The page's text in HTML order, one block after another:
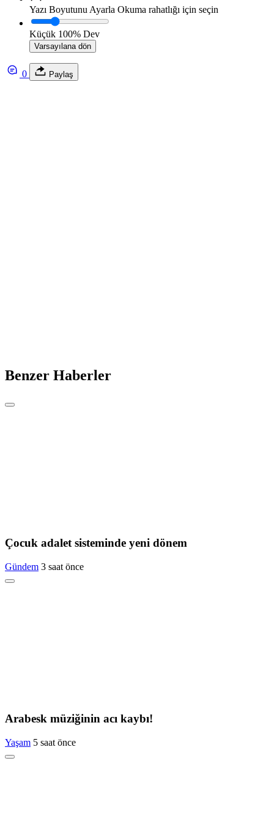
Yazı Boyutunu Ayarla Okuma rahatlığı için seçin
Küçük 100% Dev
Varsayılana dön
0 Paylaş
Benzer Haberler
Çocuk adalet sisteminde yeni dönem
Gündem 3 saat önce
Arabesk müziğinin acı kaybı!
Yaşam 5 saat önce